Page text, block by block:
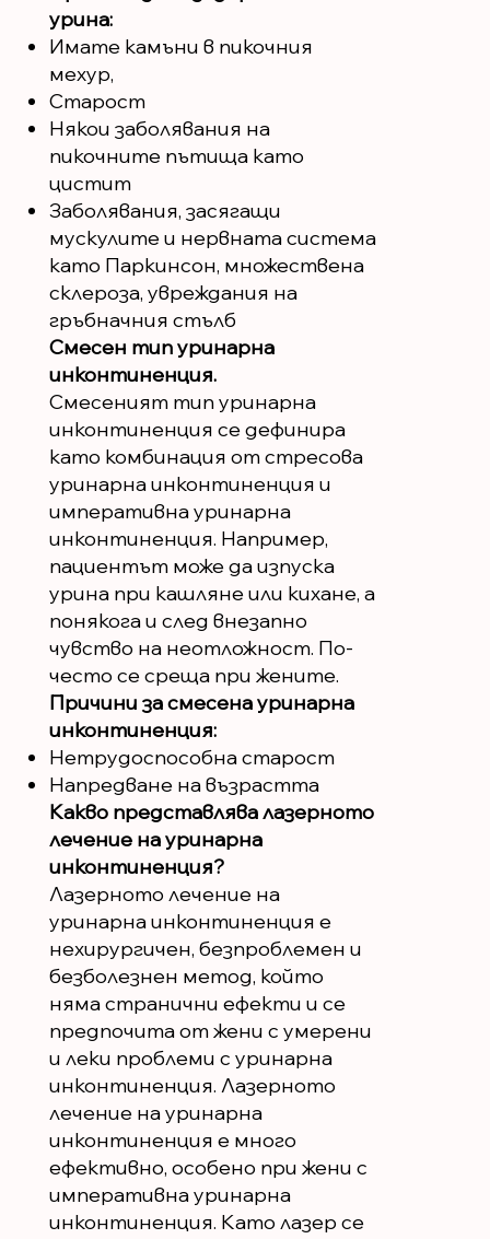
урина:
Имате камъни в пикочния
мехур,
Старост
Някои заболявания на
пикочните пътища като
цистит
Заболявания, засягащи
мускулите и нервната система
като Паркинсон, множествена
склероза, увреждания на
гръбначния стълб
Смесен тип уринарна
инконтиненция.
Смесеният тип уринарна
инконтиненция се дефинира
като комбинация от стресова
уринарна инконтиненция и
императивна уринарна
инконтиненция. Например,
пациентът може да изпуска
урина при кашляне или кихане, а
понякога и след внезапно
чувство на неотложност. По-
често се среща при жените.
Причини за смесена уринарна
инконтиненция:
Нетрудоспособна старост
Напредване на възрастта
Какво представлява лазерното
лечение на уринарна
инконтиненция?
Лазерното лечение на
уринарна инконтиненция е
нехирургичен, безпроблемен и
безболезнен метод, който
няма странични ефекти и се
предпочита от жени с умерени
и леки проблеми с уринарна
инконтиненция. Лазерното
лечение на уринарна
инконтиненция е много
ефективно, особено при жени с
императивна уринарна
инконтиненция. Като лазер се